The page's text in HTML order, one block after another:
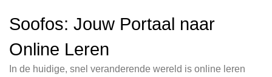
Soofos: Jouw Portaal naar
Online Leren
In de huidige, snel veranderende wereld is online leren